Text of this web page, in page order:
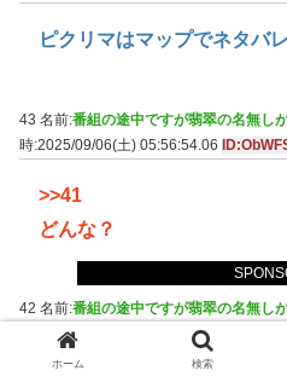
ピクリマはマップでネタバ
43 名前:番組の途中ですが翡翠の名無し
時:2025/09/06(土) 05:56:54.06
>>41
どんな？
42 名前:番組の途中ですが翡翠の名無し
時:2025/09/06(土) 05:56:48.68
ホーム 検索